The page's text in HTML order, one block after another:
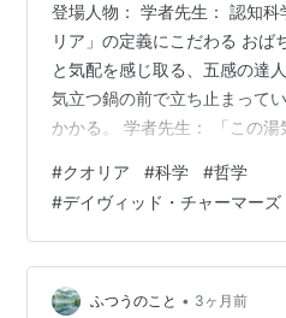
登場人物： 学者先生： 認知
リア」の定義にこだわる おば
と気配を感じ取る、五感の達
気立つ鍋の前で立ち止まって
かかる。 学者先生： 「この湯
明できない主観的体験です。
かるわかる。湯気の立ち方で
るもんな。」 学者先生： 「
る”という機能ではなく、“味
ことです。」 おばちゃん： 「
#クオリア #科学 #哲学
#デイヴィッド・チャーマーズ
ふつうのこと • 3ヶ月前